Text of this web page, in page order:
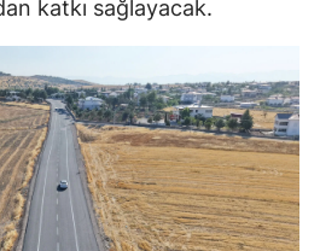
katkı sağlayacak.